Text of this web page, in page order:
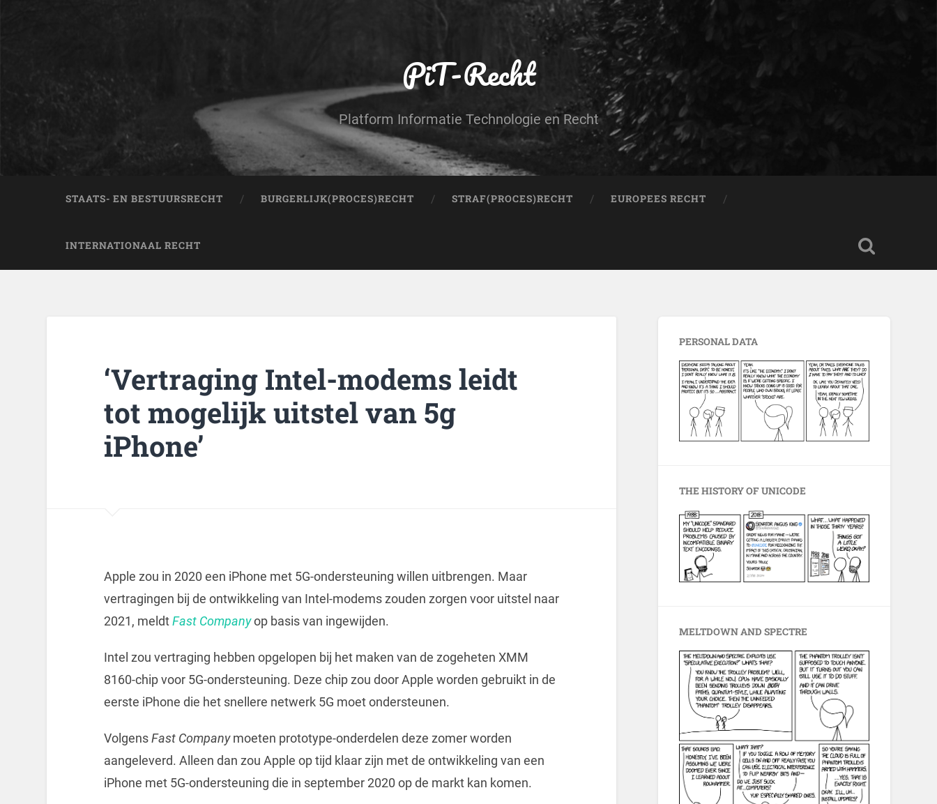
PiT-Recht
Platform Informatie Technologie en Recht
STAATS- EN BESTUURSRECHT BURGERLIJK(PROCES)RECHT STRAF(PROCES)RECHT EUROPEES RECHT
INTERNATIONAAL RECHT
‘Vertraging Intel-modems leidt
tot mogelijk uitstel van 5g
iPhone’
Apple zou in 2020 een iPhone met 5G-ondersteuning willen uitbrengen. Maar
vertragingen bij de ontwikkeling van Intel-modems zouden zorgen voor uitstel naar
2021, meldtFast Companyop basis van ingewijden.
Intel zou vertraging hebben opgelopen bij het maken van de zogeheten XMM
8160-chip voor 5G-ondersteuning. Deze chip zou door Apple worden gebruikt in de
eerste iPhone die het snellere netwerk 5G moet ondersteunen.
VolgensFast Companymoeten prototype-onderdelen deze zomer worden
aangeleverd. Alleen dan zou Apple op tijd klaar zijn met de ontwikkeling van een
iPhone met 5G-ondersteuning die in september 2020 op de markt kan komen.
PERSONAL DATA
THE HISTORY OF UNICODE
MELTDOWN AND SPECTRE